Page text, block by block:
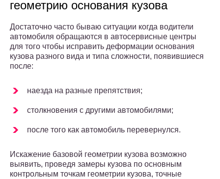
геометрию основания кузова
Достаточно часто бываю ситуации когда водители
автомобиля обращаются в автосервисные центры
для того чтобы исправить деформации основания
кузова разного вида и типа сложности, появившиеся
после:
наезда на разные препятствия;
столкновения с другими автомобилями;
после того как автомобиль перевернулся.
Искажение базовой геометрии кузова возможно
выявить, проведя замеры кузова по основным
контрольным точкам геометрии кузова, точные